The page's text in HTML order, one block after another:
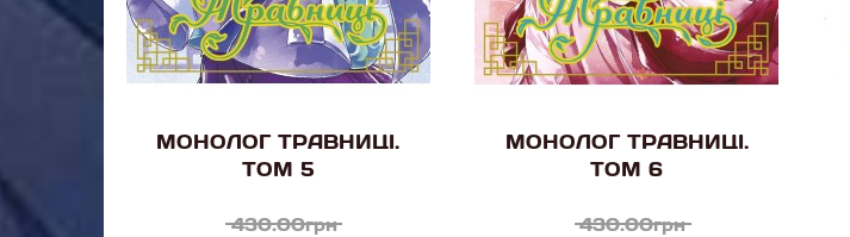
МОНОЛОГ ТРАВНИЦІ.
ТОМ 5
430.00грн
МОНОЛОГ ТРАВНИЦІ.
ТОМ 6
430.00грн